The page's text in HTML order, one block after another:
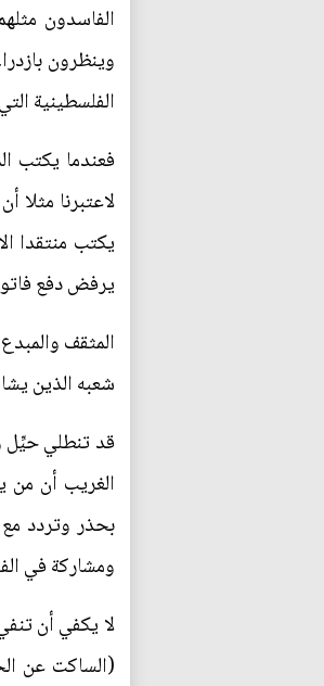
الفاسدون
وينظرون
الفلسطينية
فعندما يكتب
لاعتبرنا
يكتب منتقدا
يرفض دفع
المثقف
شعبه الذين
قد تنطلي حيِّل
الغريب أن من
بحذر وتردد
ومشاركة في
لا يكفي أن
(الساكت عن